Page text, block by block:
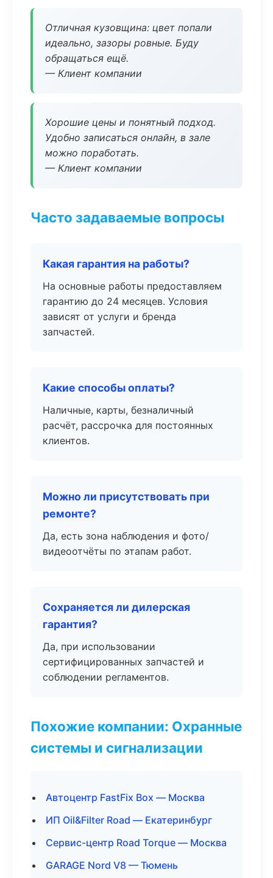
Отличная кузовщина: цвет попали
идеально, зазоры ровные. Буду
обращаться ещё.
— Клиент компании
Хорошие цены и понятный подход.
Удобно записаться онлайн, в зале
можно поработать.
— Клиент компании
Часто задаваемые вопросы
Какая гарантия на работы?
На основные работы предоставляем
гарантию до 24 месяцев. Условия
зависят от услуги и бренда
запчастей.
Какие способы оплаты?
Наличные, карты, безналичный
расчёт, рассрочка для постоянных
клиентов.
Можно ли присутствовать при
ремонте?
Да, есть зона наблюдения и фото/
видеоотчёты по этапам работ.
Сохраняется ли дилерская
гарантия?
Да, при использовании
сертифицированных запчастей и
соблюдении регламентов.
Похожие компании: Охранные
системы и сигнализации
Автоцентр FastFix Box — Москва
ИП Oil&Filter Road — Екатеринбург
Сервис-центр Road Torque — Москва
GARAGE Nord V8 — Тюмень